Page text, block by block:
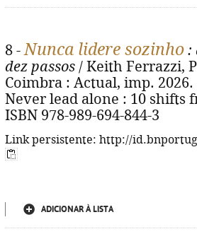
8 -Nunca lidere sozinho :
dez passos / Keith Ferrazzi,
Coimbra : Actual, imp.
Never lead alone : 10 shifts
ISBN 978-989-694-844-3
Link persistente: http://
ADICIONAR À LISTA